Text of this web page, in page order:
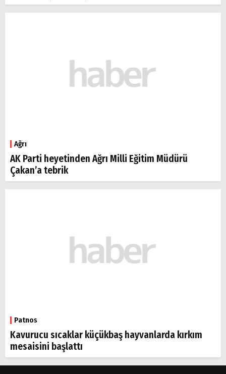
Ağrı
AK Parti heyetinden Ağrı Milli Eğitim Müdürü
Çakan’a tebrik
Patnos
Kavurucu sıcaklar küçükbaş hayvanlarda kırkım
mesaisini başlattı